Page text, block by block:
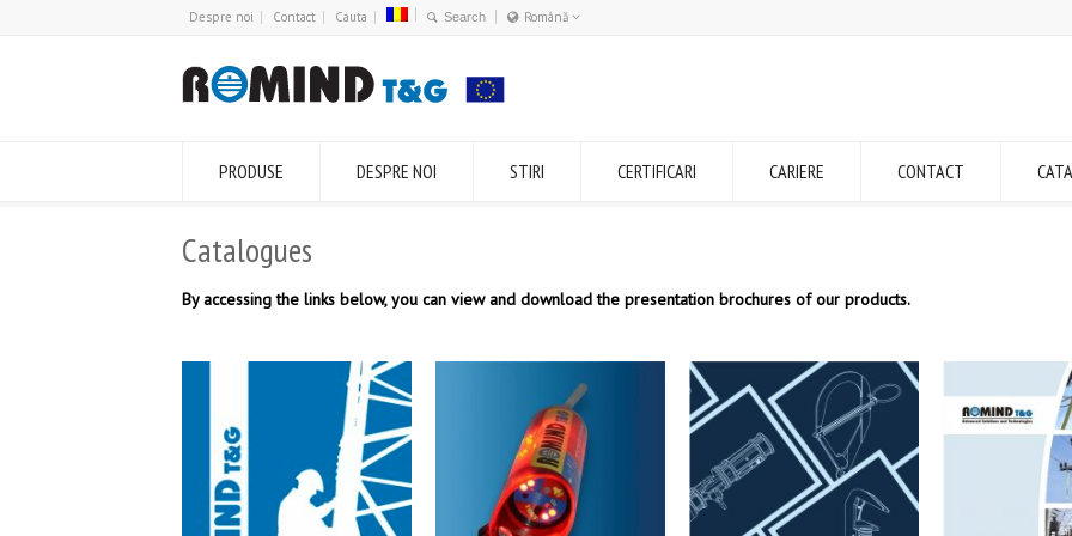
Despre noi Contact Cauta
Română
PRODUSE DESPRE NOI STIRI CERTIFICARI CARIERE CONTACT
Catalogues
By accessing the links below, you can view and download the presentation brochures of our products.